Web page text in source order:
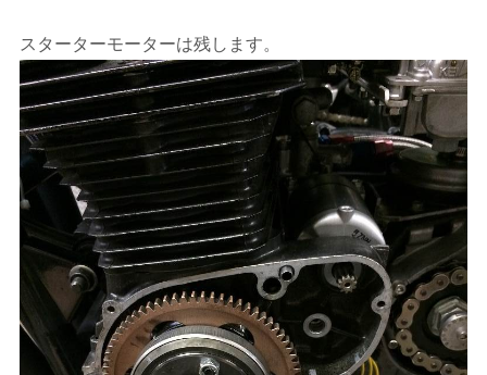
スターターモーターは残します。